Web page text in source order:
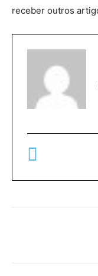
receber outros